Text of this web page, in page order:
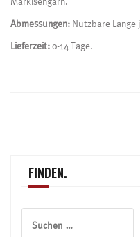
Abmessungen: Nutzbare Länge
Lieferzeit: 0-14 Tage.
FINDEN.
nach: